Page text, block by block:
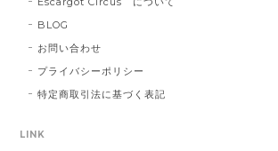
BLOG
お問い合わせ
プライバシーポリシー
特定商取引法に基づく表記
LINK